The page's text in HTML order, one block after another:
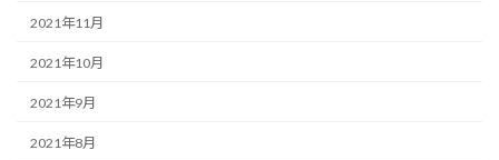
2021年11月
2021年10月
2021年9月
2021年8月